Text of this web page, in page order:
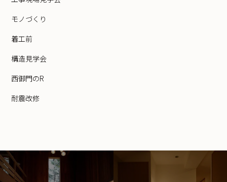
モノづくり
着工前
構造見学会
西御門のR
耐震改修